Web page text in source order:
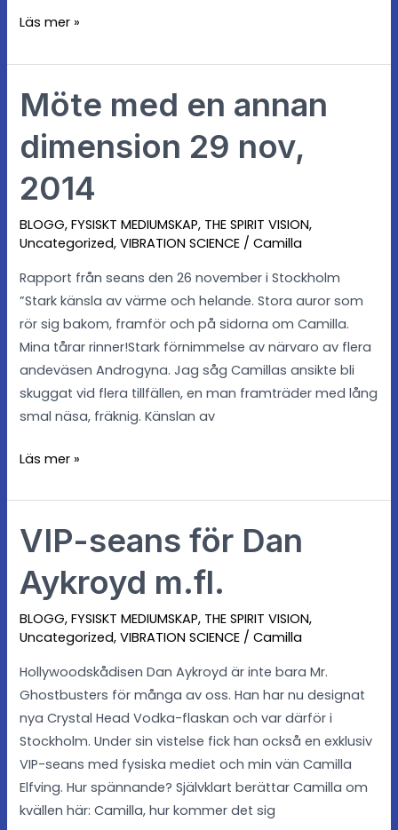
Läs mer »
Möte med en annan
dimension 29 nov,
2014
BLOGG,FYSISKT MEDIUMSKAP, THE SPIRIT VISION,
Uncategorized,VIBRATION SCIENCE /Camilla
Rapport från seans den 26 november i Stockholm
”Stark känsla av värme och helande. Stora auror som
rör sig bakom, framför och på sidorna om Camilla.
Mina tårar rinner!Stark förnimmelse av närvaro av flera
andeväsen Androgyna. Jag såg Camillas ansikte bli
skuggat vid flera tillfällen, en man framträder med lång
smal näsa, fräknig. Känslan av
Möte
med
en
annan
dimension
nov,
Läs mer »
VIP-seans för Dan
Aykroyd m.fl.
BLOGG,FYSISKT MEDIUMSKAP, THE SPIRIT VISION,
Uncategorized,VIBRATION SCIENCE /Camilla
Hollywoodskådisen Dan Aykroyd är inte bara Mr.
Ghostbusters för många av oss. Han har nu designat
nya Crystal Head Vodka-flaskan och var därför i
Stockholm. Under sin vistelse fick han också en exklusiv
VIP-seans med fysiska mediet och min vän Camilla
Elfving. Hur spännande? Självklart berättar Camilla om
kvällen här: Camilla, hur kommer det sig
VIP-
seans
för
Dan
Aykroyd
m.fl.